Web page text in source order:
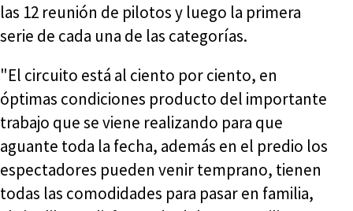
las 12 reunión de pilotos y luego la primera
serie de cada una de las categorías.
"El circuito está al ciento por ciento, en
óptimas condiciones producto del importante
trabajo que se viene realizando para que
aguante toda la fecha, además en el predio los
espectadores pueden venir temprano, tienen
todas las comodidades para pasar en familia,